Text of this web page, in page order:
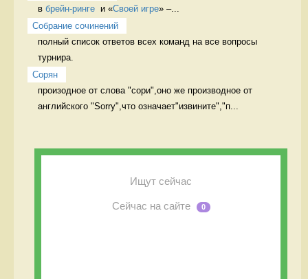
в брейн-ринге
  и «
Своей игре» –...
Собрание сочинений
полный список ответов всех команд на все вопросы
турнира.
Cорян
произодное от слова "сори",оно же производное от
английского "Sorry",что означает"извините","п...
Ищут сейчас
Сейчас на сайте 0